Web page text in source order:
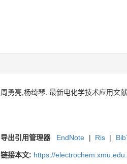
周勇亮,杨绮琴. 最新电化学技术应用文
导出引用管理器 EndNote | Ris |
链接本文: https://